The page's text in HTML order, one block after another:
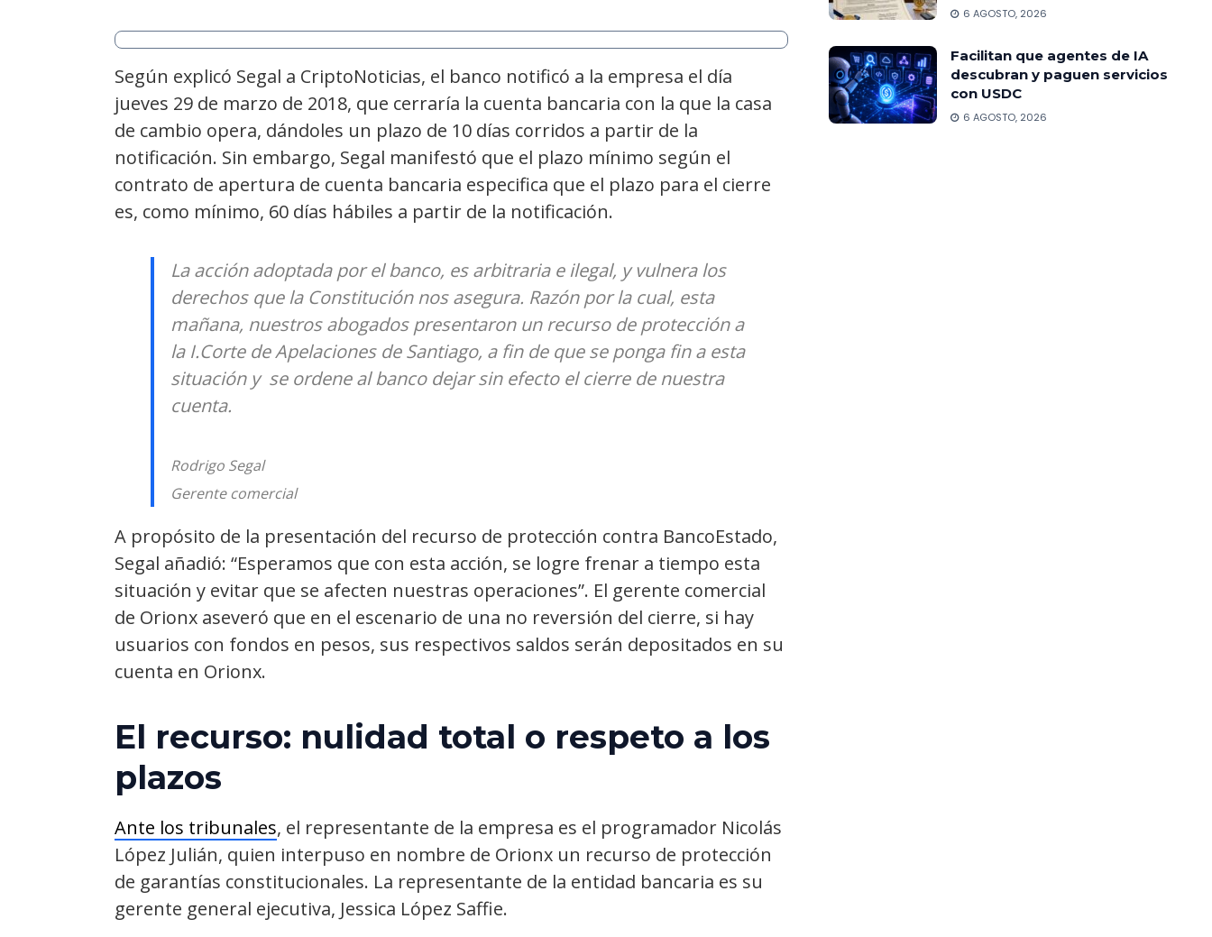
Según explicó Segal a CriptoNoticias, el banco notificó a la empresa el día
jueves 29 de marzo de 2018, que cerraría la cuenta bancaria con la que la casa
de cambio opera, dándoles un plazo de 10 días corridos a partir de la
notificación. Sin embargo, Segal manifestó que el plazo mínimo según el
contrato de apertura de cuenta bancaria especifica que el plazo para el cierre
es, como mínimo, 60 días hábiles a partir de la notificación.
La acción adoptada por el banco, es arbitraria e ilegal, y vulnera los
derechos que la Constitución nos asegura. Razón por la cual, esta
mañana, nuestros abogados presentaron un recurso de protección a
la I.Corte de Apelaciones de Santiago, a fin de que se ponga fin a esta
situación y se ordene al banco dejar sin efecto el cierre de nuestra
cuenta.
Rodrigo Segal
Gerente comercial
A propósito de la presentación del recurso de protección contra BancoEstado,
Segal añadió: “Esperamos que con esta acción, se logre frenar a tiempo esta
situación y evitar que se afecten nuestras operaciones”. El gerente comercial
de Orionx aseveró que en el escenario de una no reversión del cierre, si hay
usuarios con fondos en pesos, sus respectivos saldos serán depositados en su
cuenta en Orionx.
El recurso: nulidad total o respeto a los
plazos
Ante los tribunales, el representante de la empresa es el programador Nicolás
López Julián, quien interpuso en nombre de Orionx un recurso de protección
de garantías constitucionales. La representante de la entidad bancaria es su
gerente general ejecutiva, Jessica López Saffie.
6 AGOSTO, 2026
Facilitan que agentes de IA
descubran y paguen servicios
con USDC
6 AGOSTO, 2026